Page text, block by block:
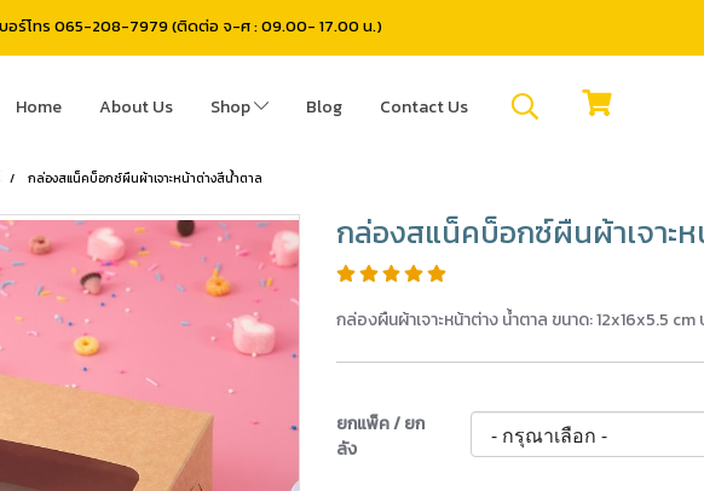
บอร์โทร 065-208-7979 (ติดต่อ จ-ศ : 09.00- 17.00 น.)
Home About Us Shop Blog Contact Us
กล่องสแน็คบ็อกซ์ผืนผ้าเจาะหน้าต่างสีน้ำตาล
กล่องสแน็คบ็อกซ์ผืนผ้าเจาะ
กล่องผืนผ้าเจาะหน้าต่าง น้ำตาล ขนาด: 12x16x5.5
ยกแพ็ค / ยก
ลัง